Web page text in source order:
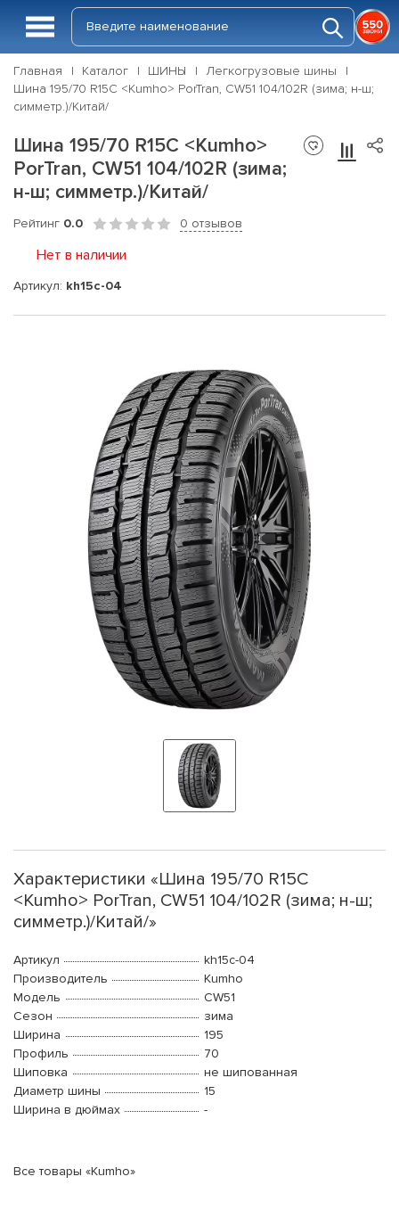
Главная Каталог ШИНЫ
Легкогрузовые шины
Шина 195/70 R15C <Kumho> PorTran, CW51 104/102R (зима; н-ш;
симметр.)/Китай/
Шина 195/70 R15C <Kumho>
PorTran, CW51 104/102R (зима;
н-ш; симметр.)/Китай/
Рейтинг 0.0 0 отзывов
Нет в наличии
Артикул: kh15c-04
Характеристики «Шина 195/70 R15C
<Kumho> PorTran, CW51 104/102R (зима; н-ш;
симметр.)/Китай/»
Артикул
kh15c-04
Производитель
Kumho
Модель
CW51
Сезон
зима
Ширина
195
Профиль
70
Шиповка
не шипованная
Диаметр шины
15
Ширина в дюймах
-
Все товары «Kumho»